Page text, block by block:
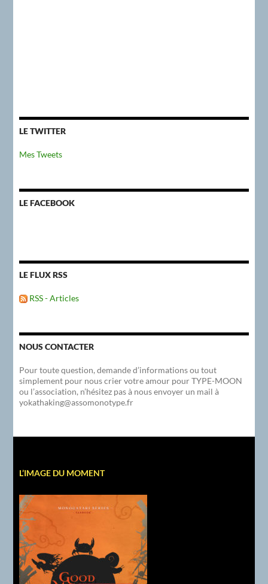
LE TWITTER
Mes Tweets
LE FACEBOOK
LE FLUX RSS
RSS - Articles
NOUS CONTACTER
Pour toute question, demande d’informations ou tout
simplement pour nous crier votre amour pour TYPE-MOON
ou l’association, n’hésitez pas à nous envoyer un mail à
yokathaking@assomonotype.fr
L’IMAGE DU MOMENT